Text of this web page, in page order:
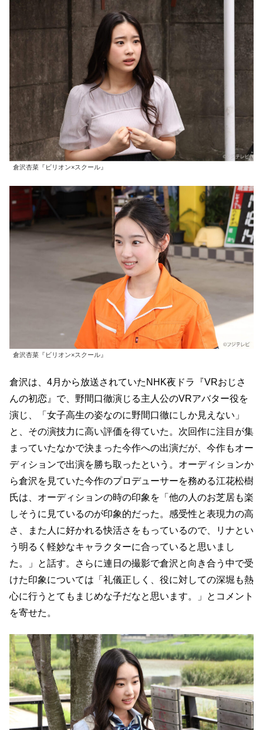
倉沢杏菜『ビリオン×スクール』
倉沢杏菜『ビリオン×スクール』
倉沢は、4月から放送されていたNHK夜ドラ『VRおじさ
んの初恋』で、野間口徹演じる主人公のVRアバター役を
演じ、「女子高生の姿なのに野間口徹にしか見えない」
と、その演技力に高い評価を得ていた。次回作に注目が集
まっていたなかで決まった今作への出演だが、今作もオー
ディションで出演を勝ち取ったという。オーディションか
ら倉沢を見ていた今作のプロデューサーを務める江花松樹
氏は、オーディションの時の印象を「他の人のお芝居も楽
しそうに見ているのが印象的だった。感受性と表現力の高
さ、また人に好かれる快活さをもっているので、リナとい
う明るく軽妙なキャラクターに合っていると思いまし
た。」と話す。さらに連日の撮影で倉沢と向き合う中で受
けた印象については「礼儀正しく、役に対しての深堀も熱
心に行うとてもまじめな子だなと思います。」とコメント
を寄せた。